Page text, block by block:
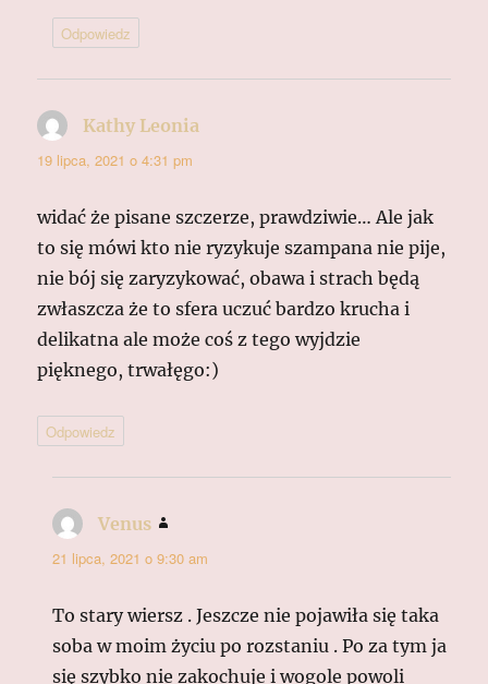
Odpowiedz
Kathy Leonia
19 lipca, 2021 o 4:31 pm
widać że pisane szczerze, prawdziwie… Ale jak
to się mówi kto nie ryzykuje szampana nie pije,
nie bój się zaryzykować, obawa i strach będą
zwłaszcza że to sfera uczuć bardzo krucha i
delikatna ale może coś z tego wyjdzie
pięknego, trwałęgo:)
Odpowiedz
Venus
21 lipca, 2021 o 9:30 am
To stary wiersz . Jeszcze nie pojawiła się taka
soba w moim życiu po rozstaniu . Po za tym ja
się szybko nie zakochuje i wogole powoli